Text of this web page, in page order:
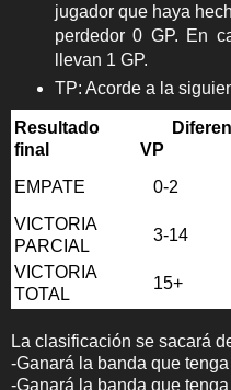
jugador que haya
perdedor 0 GP. En
llevan 1 GP.
TP: Acorde a la
Resultado
final
VP
EMPATE 0-2
VICTORIA
PARCIAL
3-14
VICTORIA
TOTAL
15+
La clasificación se sacará
-Ganará la banda que
-Ganará la banda que